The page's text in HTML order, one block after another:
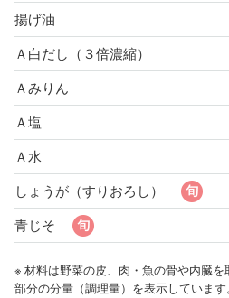
揚げ油
Ａ白だし（３倍濃縮）
Ａみりん
Ａ塩
Ａ水
しょうが（すりおろし）
青じそ
※ 材料は野菜の皮、肉・魚の骨や内臓
部分の分量（調理量）を表示しています。